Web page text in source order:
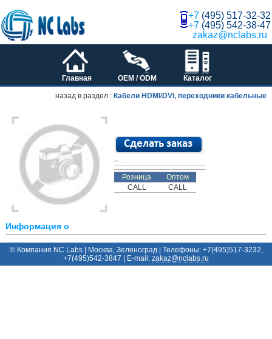
+7 (495) 517-32-32
+7 (495) 542-38-47
zakaz@nclabs.ru
Главная OEM / ODM Каталог
назад в раздел : Кабели HDMI/DVI, переходники кабельные
– .
Розница
Оптом
CALL
CALL
Информация о
© Компания NC Labs | Москва, Зеленоград | Телефоны: +7(495)517-3232,
+7(495)542-3847 | E-mail: ur.sbalcn@zakaz